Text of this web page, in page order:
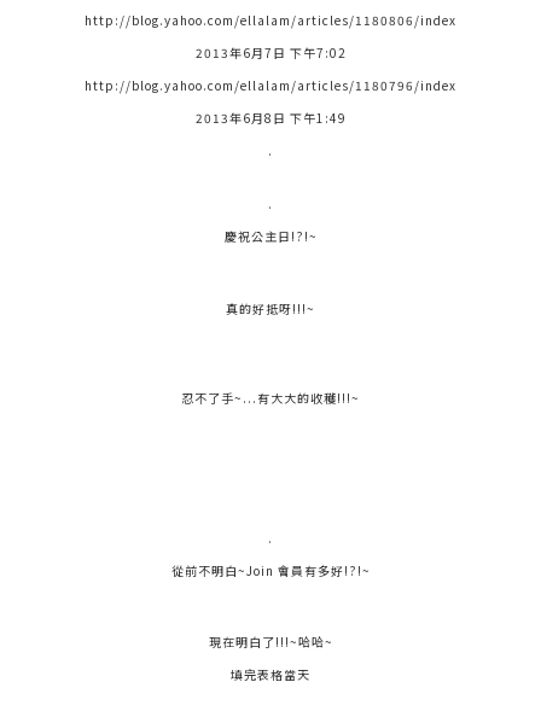
http://blog.yahoo.com/ellalam/articles/1180806/index
2013年6月7日 下午7:02
http://blog.yahoo.com/ellalam/articles/1180796/index
2013年6月8日 下午1:49
.
.
慶祝公主日!?!~
真的好抵呀!!!~
忍不了手~...有大大的收穫!!!~
.
從前不明白~Join 會員有多好!?!~
現在明白了!!!~哈哈~
填完表格當天